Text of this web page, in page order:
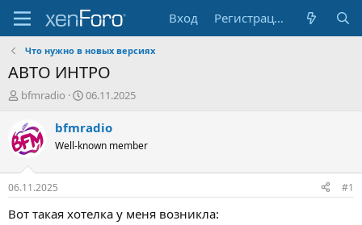
Вход Регистрация
Что нужно в новых версияx
АВТО ИНТРО
А
т
о
р
т
е
м
ы
bfmradio
Д
т
н
а
л
06.11.2025
bfmradio
Well-known member
06.11.2025 #1
Вот такая хотелка у меня возникла: